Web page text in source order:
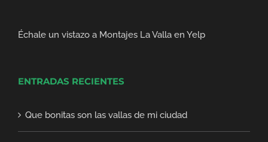
Échale un vistazo a Montajes La Valla en Yelp
ENTRADAS RECIENTES
Que bonitas son las vallas de mi ciudad